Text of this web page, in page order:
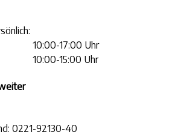
10:00-17:00 Uhr
10:00-15:00 Uhr
0221-92130-40